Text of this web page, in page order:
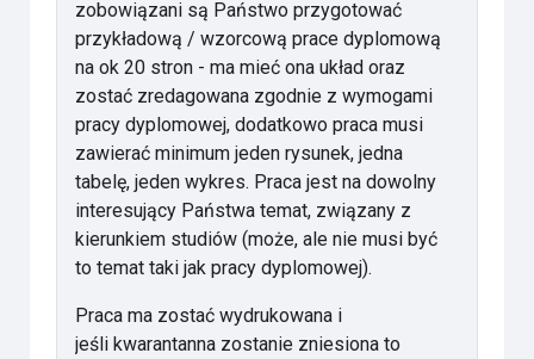
zobowiązani są Państwo przygotować
przykładową / wzorcową prace dyplomową
na ok 20 stron - ma mieć ona układ oraz
zostać zredagowana zgodnie z wymogami
pracy dyplomowej, dodatkowo praca musi
zawierać minimum jeden rysunek, jedna
tabelę, jeden wykres. Praca jest na dowolny
interesujący Państwa temat, związany z
kierunkiem studiów (może, ale nie musi być
to temat taki jak pracy dyplomowej).
Praca ma zostać wydrukowana i
jeśli kwarantanna zostanie zniesiona to